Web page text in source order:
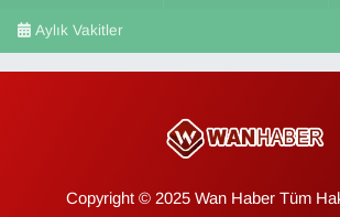
Aylık Vakitler
Copyright © 2025 Wan Haber Tüm